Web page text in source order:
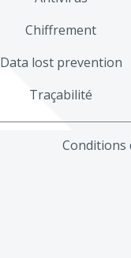
Chiffrement
Data lost prevention
Traçabilité
Conditions